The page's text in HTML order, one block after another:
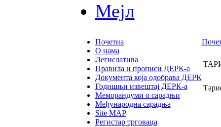
Мејл
Почетна
О нама
Легислатива
Правила и прописи ДЕРК-а
Документа која одобрава ДЕРК
Годишњи извештај ДЕРК-а
Меморандуми о сарадњи
Међународна сарадња
Site MAP
Регистар трговаца